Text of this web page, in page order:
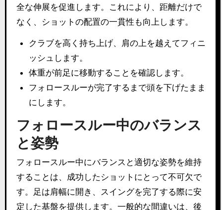
全な伸展を促進します。これにより、距離だけで
なく、ショットの配置の一貫性も向上します。
クラブを高く持ち上げ、肩の上を越えてフィニ
ッシュします。
体重が前足に移動することを確認します。
フォロースルーが完了するまで頭を下げたまま
にします。
フォロースルー中のバランス
と姿勢
フォロースルー中にバランスと適切な姿勢を維持
することは、成功したショットにとって不可欠で
す。足は肩幅に開き、スイングを完了する際に安
定した基盤を提供します。一般的な間違いは、後